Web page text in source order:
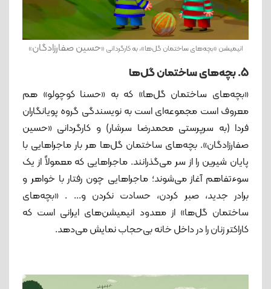
انیمیشن «بچه‌های ساختمان گل‌ها»، به کارگردانی «حسین صفارزادگان»
5. بچه‌های ساختمان گل‌ها
«بچه‌های ساختمان گل‌ها» که به «حسنا کوچولو» هم
معروف است مجموعه‌ای است به نویسندگی گروه پویانگاران
فردا (به سرپرستی محمدرضا سرشار) و کارگردانی «حسین
صفارزادگان». بچه‌های ساختمان گل‌ها هر بار ماجراهایی با
پایان شیرین را از سر می‌گذرانند. ماجراهایی که معمولاً از یک
سوءتفاهم آغاز می‌شوند؛ ماجراهایی چون رفتار با خواهر و
برادر جدید، صبر کردن، حسادت نکردن و... . «بچه‌های
ساختمان گل‌ها» از معدود انیمیشن‌های ایرانی است که
کاراکتر زنان را در داخل خانه بی‌حجاب نمایش می‌دهد.